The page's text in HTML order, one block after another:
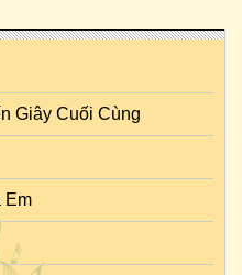
Giây Cuối Cùng
Em